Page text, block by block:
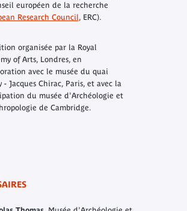
européen de la recherche
Research Council, ERC).
organisée par la Royal
of Arts, Londres, en
avec le musée du quai
- Jacques Chirac, Paris, et avec la
du musée d'Archéologie et
de Cambridge.